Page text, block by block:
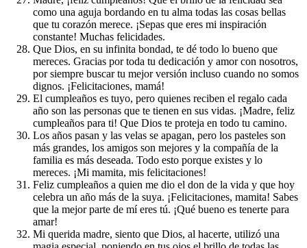
como una aguja bordando en tu alma todas las cosas bellas
que tu corazón merece. ¡Sepas que eres mi inspiración
constante! Muchas felicidades.
Que Dios, en su infinita bondad, te dé todo lo bueno que
mereces. Gracias por toda tu dedicación y amor con nosotros,
por siempre buscar tu mejor versión incluso cuando no somos
dignos. ¡Felicitaciones, mamá!
El cumpleaños es tuyo, pero quienes reciben el regalo cada
año son las personas que te tienen en sus vidas. ¡Madre, feliz
cumpleaños para ti! Que Dios te proteja en todo tu camino.
Los años pasan y las velas se apagan, pero los pasteles son
más grandes, los amigos son mejores y la compañía de la
familia es más deseada. Todo esto porque existes y lo
mereces. ¡Mi mamita, mis felicitaciones!
Feliz cumpleaños a quien me dio el don de la vida y que hoy
celebra un año más de la suya. ¡Felicitaciones, mamita! Sabes
que la mejor parte de mí eres tú. ¡Qué bueno es tenerte para
amar!
Mi querida madre, siento que Dios, al hacerte, utilizó una